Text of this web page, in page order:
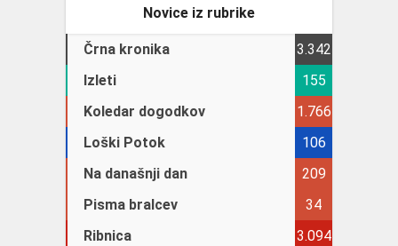
Novice iz rubrike
Črna kronika
3.342
Izleti
155
Koledar dogodkov
1.766
Loški Potok
106
Na današnji dan
209
Pisma bralcev
34
Ribnica
3.094